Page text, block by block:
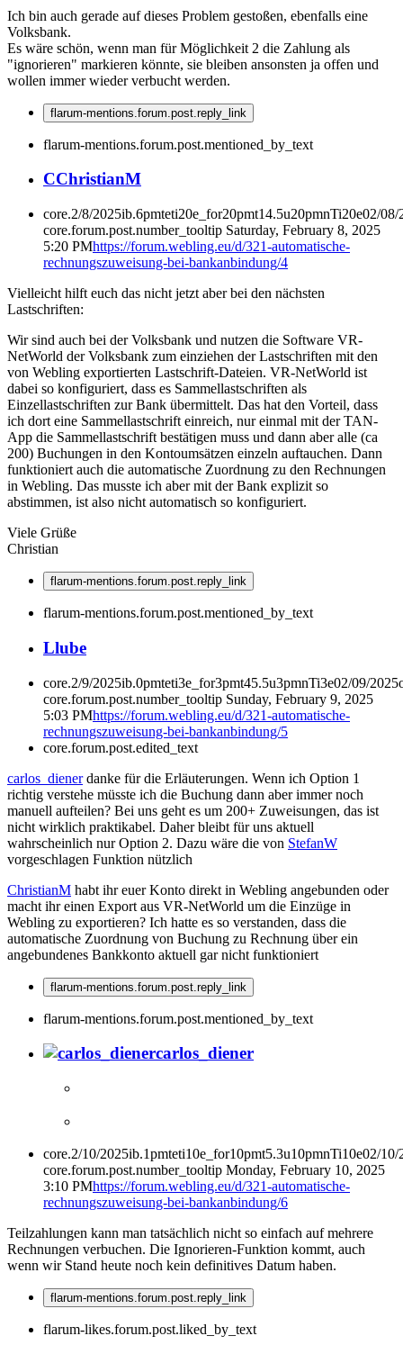
Ich bin auch gerade auf dieses Problem gestoßen, ebenfalls eine
Volksbank.
Es wäre schön, wenn man für Möglichkeit 2 die Zahlung als
"ignorieren" markieren könnte, sie bleiben ansonsten ja offen und
wollen immer wieder verbucht werden.
flarum-mentions.forum.post.reply_link
flarum-mentions.forum.post.mentioned_by_text
CChristianM
core.2/8/2025ib.6pmteti20e_for20pmt14.5u20pmnTi20e02/08/
core.forum.post.number_tooltip Saturday, February 8, 2025
5:20 PMhttps://forum.webling.eu/d/321-automatische-
rechnungszuweisung-bei-bankanbindung/4
Vielleicht hilft euch das nicht jetzt aber bei den nächsten
Lastschriften:
Wir sind auch bei der Volksbank und nutzen die Software VR-
NetWorld der Volksbank zum einziehen der Lastschriften mit den
von Webling exportierten Lastschrift-Dateien. VR-NetWorld ist
dabei so konfiguriert, dass es Sammellastschriften als
Einzellastschriften zur Bank übermittelt. Das hat den Vorteil, dass
ich dort eine Sammellastschrift einreich, nur einmal mit der TAN-
App die Sammellastschrift bestätigen muss und dann aber alle (ca
200) Buchungen in den Kontoumsätzen einzeln auftauchen. Dann
funktioniert auch die automatische Zuordnung zu den Rechnungen
in Webling. Das musste ich aber mit der Bank explizit so
abstimmen, ist also nicht automatisch so konfiguriert.
Viele Grüße
Christian
flarum-mentions.forum.post.reply_link
flarum-mentions.forum.post.mentioned_by_text
Llube
core.2/9/2025ib.0pmteti3e_for3pmt45.5u3pmnTi3e02/09/
core.forum.post.number_tooltip Sunday, February 9, 2025
5:03 PMhttps://forum.webling.eu/d/321-automatische-
rechnungszuweisung-bei-bankanbindung/5
core.forum.post.edited_text
carlos_dienerdanke für die Erläuterungen. Wenn ich Option 1
richtig verstehe müsste ich die Buchung dann aber immer noch
manuell aufteilen? Bei uns geht es um 200+ Zuweisungen, das ist
nicht wirklich praktikabel. Daher bleibt für uns aktuell
wahrscheinlich nur Option 2. Dazu wäre die von StefanW
vorgeschlagen Funktion nützlich
ChristianM habt ihr euer Konto direkt in Webling angebunden oder
macht ihr einen Export aus VR-NetWorld um die Einzüge in
Webling zu exportieren? Ich hatte es so verstanden, dass die
automatische Zuordnung von Buchung zu Rechnung über ein
angebundenes Bankkonto aktuell gar nicht funktioniert
flarum-mentions.forum.post.reply_link
flarum-mentions.forum.post.mentioned_by_text
carlos_diener
core.2/10/2025ib.1pmteti10e_for10pmt5.3u10pmnTi10e02/10/
core.forum.post.number_tooltip Monday, February 10, 2025
3:10 PMhttps://forum.webling.eu/d/321-automatische-
rechnungszuweisung-bei-bankanbindung/6
Teilzahlungen kann man tatsächlich nicht so einfach auf mehrere
Rechnungen verbuchen. Die Ignorieren-Funktion kommt, auch
wenn wir Stand heute noch kein definitives Datum haben.
flarum-mentions.forum.post.reply_link
flarum-likes.forum.post.liked_by_text